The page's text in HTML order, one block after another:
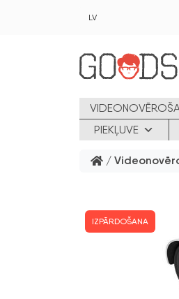
LV
PIEKĻUVE
/
IZPĀRDOŠANA